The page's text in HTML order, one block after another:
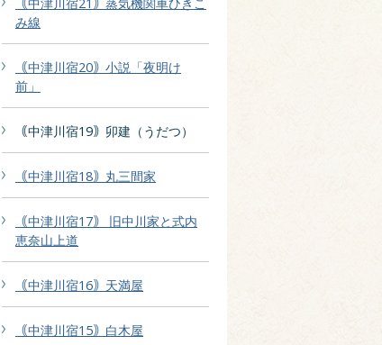
み線
｟中津川宿20｠小説「夜明け
前」
｟中津川宿19｠卯建（うだつ）
｟中津川宿18｠丸三間家
｟中津川宿17｠ 旧中川家と式内
恵奈山上道
｟中津川宿16｠天満屋
｟中津川宿15｠白木屋